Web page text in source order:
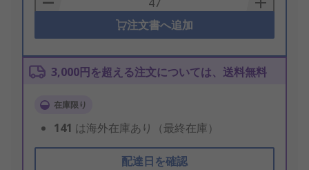
注文書へ追加
3,000円を超える注文については、送料無料
在庫限り
141 は海外在庫あり（最終在庫）
配達日を確認